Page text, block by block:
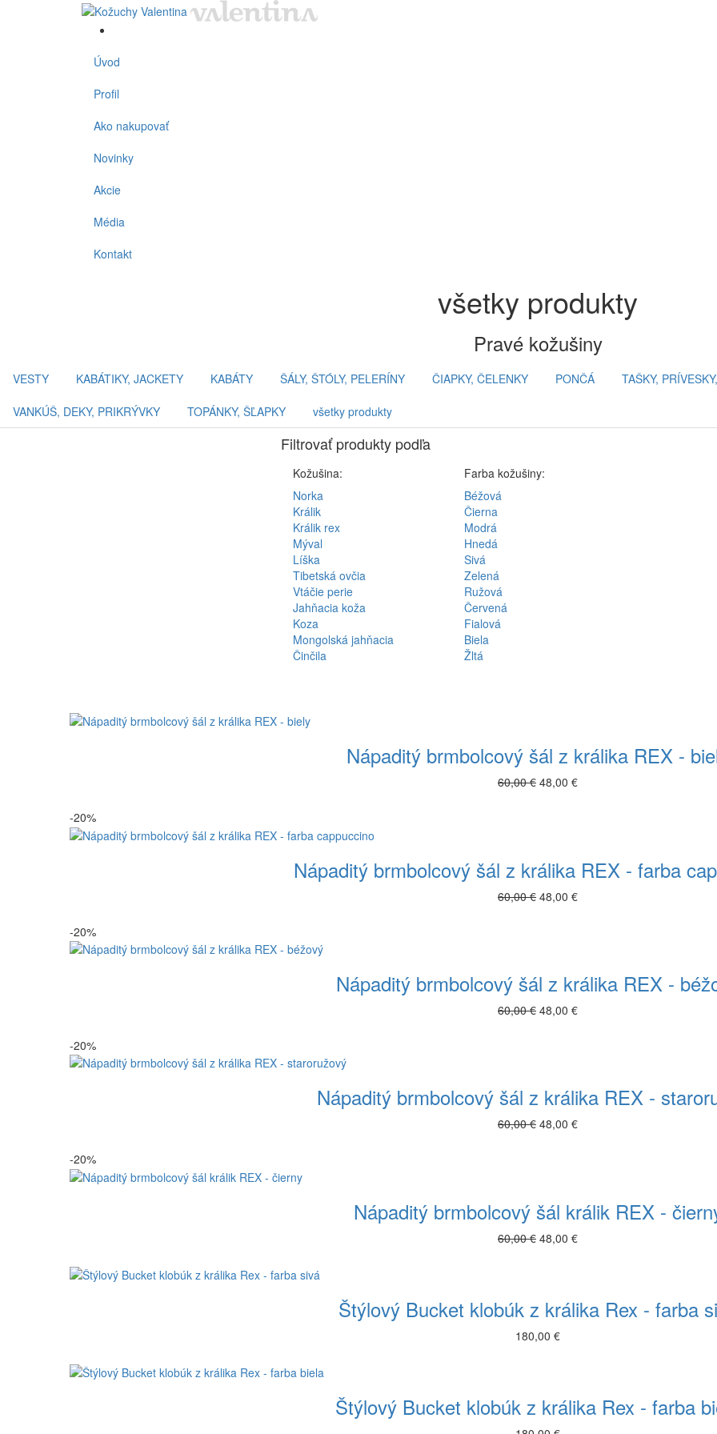
Úvod
Profil
Ako nakupovať
Novinky
Akcie
Média
Kontakt
všetky produkty
Pravé kožušiny
VESTY KABÁTIKY, JACKETY KABÁTY ŠÁLY, ŠTÓLY, PELERÍNY ČIAPKY, ČELENKY PONČÁ TAŠKY,
VANKÚŠ, DEKY, PRIKRÝVKY TOPÁNKY, ŠĽAPKY všetky produkty
Filtrovať produkty podľa
Kožušina:
Norka
Králik
Králik rex
Mýval
Líška
Tibetská ovčia
Vtáčie perie
Jahňacia koža
Koza
Mongolská jahňacia
Činčila
Farba kožušiny:
Béžová
Čierna
Modrá
Hnedá
Sivá
Zelená
Ružová
Červená
Fialová
Biela
Žltá
Nápaditý brmbolcový šál z králika REX -
60,00 € 48,00 €
-20%
Nápaditý brmbolcový šál z králika REX - farba
60,00 € 48,00 €
-20%
Nápaditý brmbolcový šál z králika REX -
60,00 € 48,00 €
-20%
Nápaditý brmbolcový šál z králika REX -
60,00 € 48,00 €
-20%
Nápaditý brmbolcový šál králik REX -
60,00 € 48,00 €
Štýlový Bucket klobúk z králika Rex - farba
180,00 €
Štýlový Bucket klobúk z králika Rex - farba